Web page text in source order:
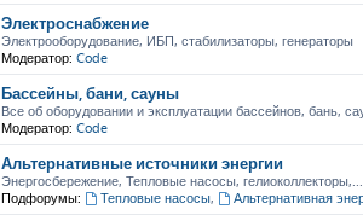
Электроснабжение
Электрооборудование, ИБП, стабилизаторы, генераторы
Модератор: Code
Бассейны, бани, сауны
Все об оборудовании и эксплуатации бассейнов, бань,
Модератор: Code
Альтернативные источники энергии
Энергосбережение, Тепловые насосы, гелиоколлекторы,...
Подфорумы:
Тепловые насосы, Альтернативная